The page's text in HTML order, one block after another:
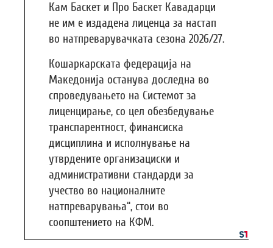
Кам Баскет и Про Баскет Кавадарци
не им е издадена лиценца за настап
во натпреварувачката сезона 2026/27.
Кошаркарската федерација на
Македонија останува доследна во
спроведувањето на Системот за
лиценцирање, со цел обезбедување
транспарентност, финансиска
дисциплина и исполнување на
утврдените организациски и
административни стандарди за
учество во националните
натпреварувања“, стои во
соопштението на КФМ.